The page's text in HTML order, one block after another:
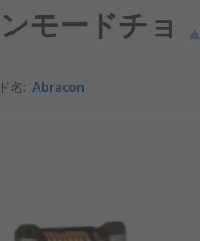
モードチョ
名: Abracon